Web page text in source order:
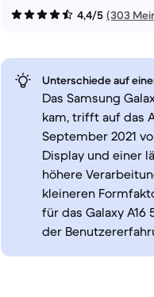
4,4/5 (303
Unterschiede auf
Das Samsung
kam, trifft auf das
September 2021
Display und einer
höhere
kleineren
für das Galaxy
der